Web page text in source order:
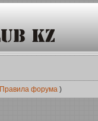
Правила форума)